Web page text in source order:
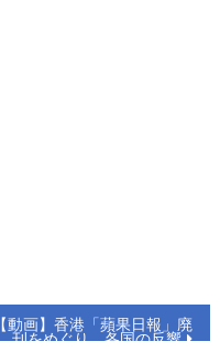
【動画】香港「蘋果日報」廃
刊をめぐり、各国の反響